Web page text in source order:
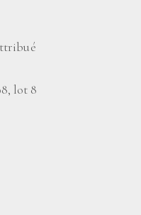
lot 8